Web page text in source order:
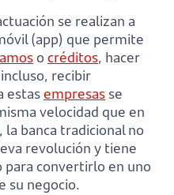
se realizan a
(app) que permite
o créditos, hacer
recibir
estasempresas se
velocidad que en
la banca tradicional no
revolución y tiene
convertirlo en uno
su negocio.